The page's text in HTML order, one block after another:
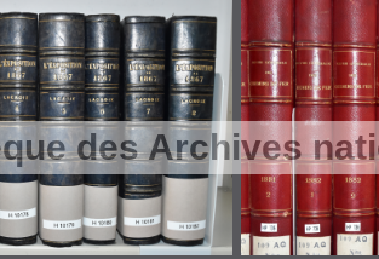
des Archives